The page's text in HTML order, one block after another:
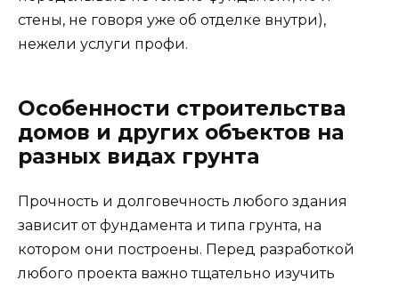
стены, не говоря уже об отделке внутри),
нежели услуги профи.
Особенности строительства
домов и других объектов на
разных видах грунта
Прочность и долговечность любого здания
зависит от фундамента и типа грунта, на
котором они построены. Перед разработкой
любого проекта важно тщательно изучить